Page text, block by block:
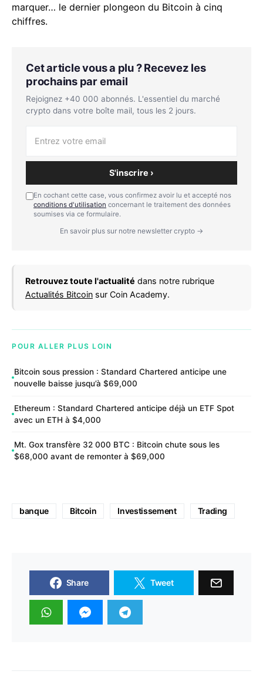
marquer… le dernier plongeon du Bitcoin à cinq
chiffres.
Cet article vous a plu ? Recevez les
prochains par email
Rejoignez +40 000 abonnés. L'essentiel du marché
crypto dans votre boîte mail, tous les 2 jours.
S'inscrire ›
En cochant cette case, vous confirmez avoir lu et accepté nos
conditions d'utilisation concernant le traitement des données
soumises via ce formulaire.
En savoir plus sur notre newsletter crypto →
Retrouvez toute l'actualité dans notre rubrique
Actualités Bitcoin sur Coin Academy.
POUR ALLER PLUS LOIN
Bitcoin sous pression : Standard Chartered anticipe une
nouvelle baisse jusqu’à $69,000
Ethereum : Standard Chartered anticipe déjà un ETF Spot
avec un ETH à $4,000
Mt. Gox transfère 32 000 BTC : Bitcoin chute sous les
$68,000 avant de remonter à $69,000
banque Bitcoin Investissement Trading
Share Tweet